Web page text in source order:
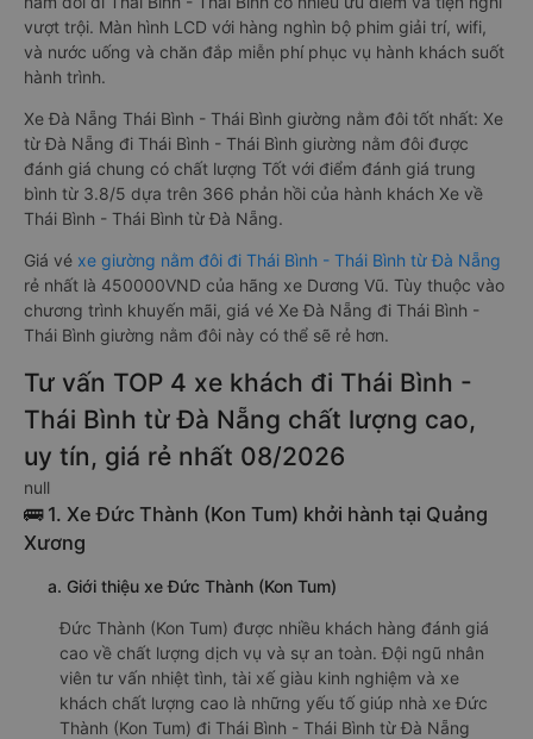
vượt trội. Màn hình LCD với hàng nghìn bộ phim giải trí, wifi,
và nước uống và chăn đắp miễn phí phục vụ hành khách suốt
hành trình.
Xe Đà Nẵng Thái Bình - Thái Bình giường nằm đôi tốt nhất: Xe
từ Đà Nẵng đi Thái Bình - Thái Bình giường nằm đôi được
đánh giá chung có chất lượng Tốt với điểm đánh giá trung
bình từ 3.8/5 dựa trên 366 phản hồi của hành khách Xe về
Thái Bình - Thái Bình từ Đà Nẵng.
Giá vé xe giường nằm đôi đi Thái Bình - Thái Bình từ Đà Nẵng
rẻ nhất là 450000VND của hãng xe Dương Vũ. Tùy thuộc vào
chương trình khuyến mãi, giá vé Xe Đà Nẵng đi Thái Bình -
Thái Bình giường nằm đôi này có thể sẽ rẻ hơn.
Tư vấn TOP 4 xe khách đi Thái Bình -
Thái Bình từ Đà Nẵng chất lượng cao,
uy tín, giá rẻ nhất 08/2026
null
🚌 1. Xe Đức Thành (Kon Tum) khởi hành tại Quảng
Xương
a. Giới thiệu xe Đức Thành (Kon Tum)
Đức Thành (Kon Tum) được nhiều khách hàng đánh giá
cao về chất lượng dịch vụ và sự an toàn. Đội ngũ nhân
viên tư vấn nhiệt tình, tài xế giàu kinh nghiệm và xe
khách chất lượng cao là những yếu tố giúp nhà xe Đức
Thành (Kon Tum) đi Thái Bình - Thái Bình từ Đà Nẵng